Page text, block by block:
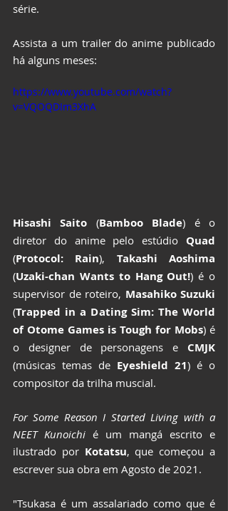
série.
Assista a um trailer do anime publicado
há alguns meses:
https://www.youtube.com/watch?
v=VQOQDIm3XhA
Hisashi Saito (Bamboo Blade) é o
diretor do anime pelo estúdio Quad
(Protocol: Rain), Takashi Aoshima
(Uzaki-chan Wants to Hang Out!) é o
supervisor de roteiro, Masahiko Suzuki
(Trapped in a Dating Sim: The World
of Otome Games is Tough for Mobs) é
o designer de personagens e CMJK
(músicas temas de Eyeshield 21) é o
compositor da trilha muscial.
For Some Reason I Started Living with a
NEET Kunoichi é um mangá escrito e
ilustrado por Kotatsu, que começou a
escrever sua obra em Agosto de 2021.
"Tsukasa é um assalariado como que é